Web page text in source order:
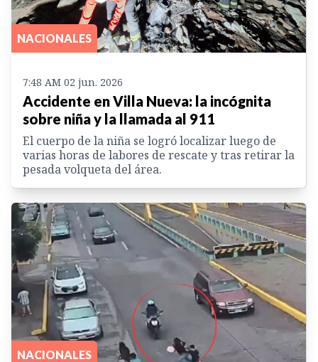
NACIONALES
7:48 AM 02 jun. 2026
Accidente en Villa Nueva: la incógnita
sobre niña y la llamada al 911
El cuerpo de la niña se logró localizar luego de
varias horas de labores de rescate y tras retirar la
pesada volqueta del área.
NACIONALES